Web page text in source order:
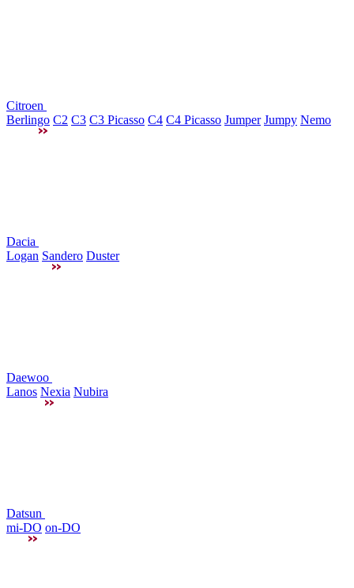
Citroen
Berlingo C2 C3 C3 Picasso C4 C4 Picasso Jumper Jumpy Nemo
Dacia
Logan Sandero Duster
Daewoo
Lanos Nexia Nubira
Datsun
mi-DO on-DO